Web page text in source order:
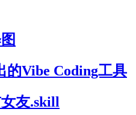
的Vibe Coding工具
友.skill